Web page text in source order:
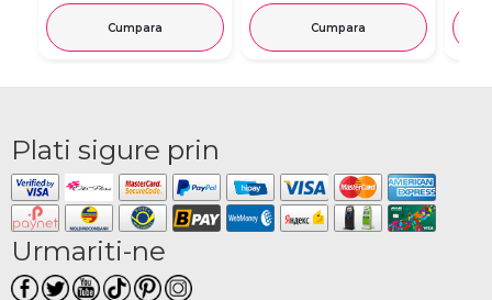
Cumpara Cumpara
Plati sigure prin
Urmariti-ne